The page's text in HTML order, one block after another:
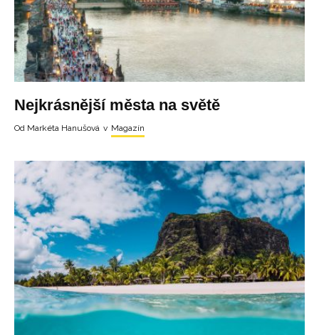
Nejkrásnější města na světě
Od Markéta Hanušová v Magazín